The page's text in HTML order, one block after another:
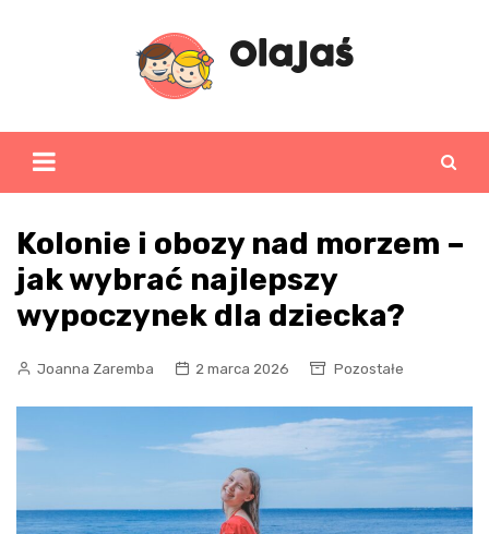
Kolonie i obozy nad morzem –
jak wybrać najlepszy
wypoczynek dla dziecka?
Joanna Zaremba 2 marca 2026 Pozostałe